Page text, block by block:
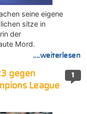
seine eigene
sitze in
der
Mord.
....weiterlesen
1
gegen
League